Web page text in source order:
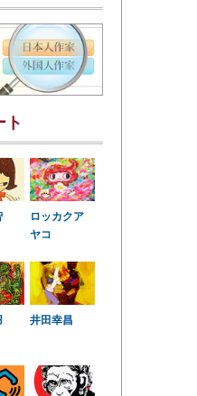
ト
ロッカクア
ヤコ
井田幸昌